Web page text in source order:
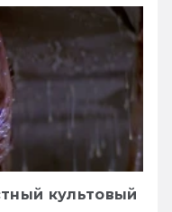
культовый